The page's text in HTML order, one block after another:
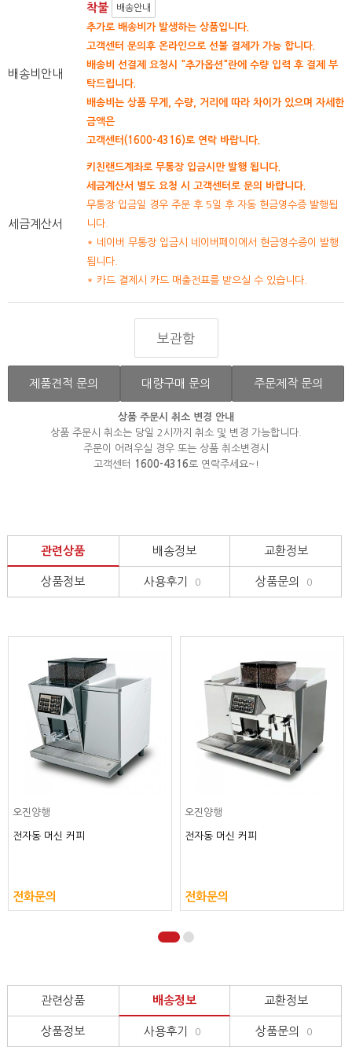
배송비안내
착불 배송안내
추가로 배송비가 발생하는 상품입니다.
고객센터 문의후 온라인으로 선불 결제가 가능 합니다.
배송비 선결제 요청시 "추가옵션"란에 수량 입력 후 결제 부
탁드립니다.
배송비는 상품 무게, 수량, 거리에 따라 차이가 있으며 자세한
금액은
고객센터(1600-4316)로 연락 바랍니다.
세금계산서
키친랜드계좌로 무통장 입금시만 발행 됩니다.
세금계산서 별도 요청 시 고객센터로 문의 바랍니다.
무통장 입금일 경우 주문 후 5일 후 자동 현금영수증 발행됩
니다.
* 네이버 무통장 입금시 네이버페이에서 현금영수증이 발행
됩니다.
* 카드 결제시 카드 매출전표를 받으실 수 있습니다.
보관함
제품견적 문의 대량구매 문의 주문제작 문의
상품 주문시 취소 변경 안내
상품 주문시 취소는 당일 2시까지 취소 및 변경 가능합니다.
주문이 어려우실 경우 또는 상품 취소변경시
고객센터
1600-4316로 연락주세요~!
관련상품 배송정보 교환정보
상품정보 사용후기 0 상품문의 0
오진양행
전자동 머신 커피
전화문의
오진양행
전자동 머신 커피
전화문의
관련상품 배송정보 교환정보
상품정보 사용후기 0 상품문의 0